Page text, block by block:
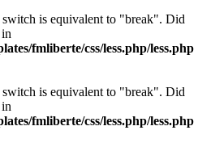
is equivalent to "break". Did
fmliberte/css/less.php/less.php
is equivalent to "break". Did
fmliberte/css/less.php/less.php